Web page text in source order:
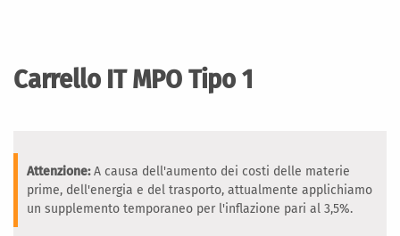
Carrello IT MPO Tipo 1
Attenzione:A causa dell'aumento dei costi delle materie
prime, dell'energia e del trasporto, attualmente applichiamo
un supplemento temporaneo per l'inflazione pari al 3,5%.
galleria